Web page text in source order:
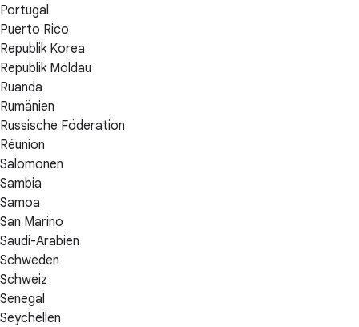
Portugal
Puerto Rico
Republik Korea
Republik Moldau
Ruanda
Rumänien
Russische Föderation
Réunion
Salomonen
Sambia
Samoa
San Marino
Saudi-Arabien
Schweden
Schweiz
Senegal
Seychellen